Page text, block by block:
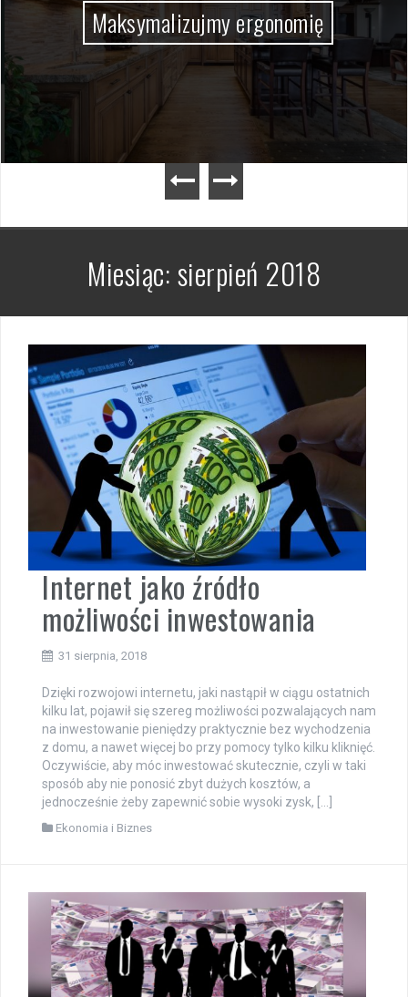
Maksymalizujmy ergonomię
Miesiąc:sierpień 2018
Internet jako źródło
możliwości inwestowania
31 sierpnia, 2018
Dzięki rozwojowi internetu, jaki nastąpił w ciągu ostatnich
kilku lat, pojawił się szereg możliwości pozwalających nam
na inwestowanie pieniędzy praktycznie bez wychodzenia
z domu, a nawet więcej bo przy pomocy tylko kilku kliknięć.
Oczywiście, aby móc inwestować skutecznie, czyli w taki
sposób aby nie ponosić zbyt dużych kosztów, a
jednocześnie żeby zapewnić sobie wysoki zysk, […]
Ekonomia i Biznes